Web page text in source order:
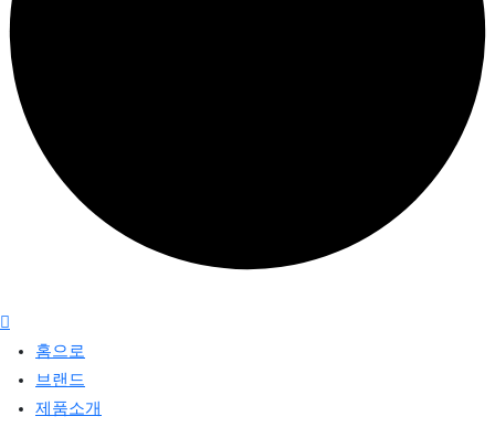
홈으로
브랜드
제품소개